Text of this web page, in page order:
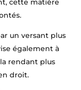
un versant plus
également à
rendant plus
droit.